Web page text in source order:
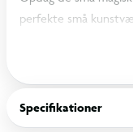
perfekte små
der elsker at tegne,
den stærke magnet
whiteboardet eller
kunstværker altid er
Specifikationer